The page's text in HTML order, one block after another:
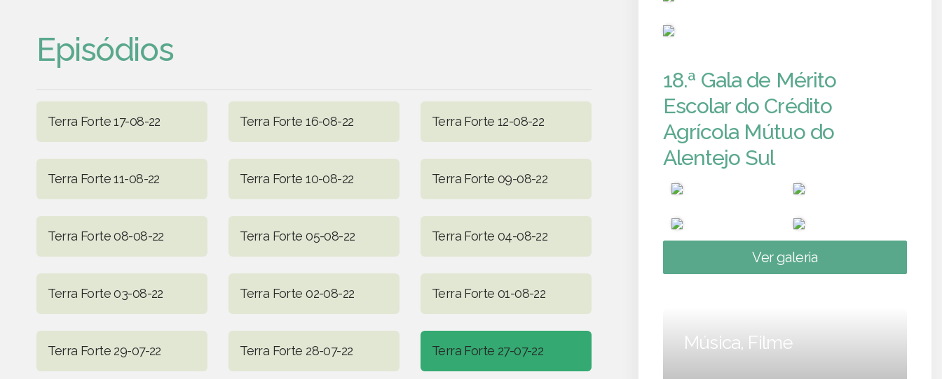
Episódios
Terra Forte 17-08-22 Terra Forte 16-08-22 Terra Forte 12-08-22
Terra Forte 11-08-22 Terra Forte 10-08-22 Terra Forte 09-08-22
Terra Forte 08-08-22 Terra Forte 05-08-22 Terra Forte 04-08-22
Terra Forte 03-08-22 Terra Forte 02-08-22 Terra Forte 01-08-22
Terra Forte 29-07-22 Terra Forte 28-07-22 Terra Forte 27-07-22
18.ª Gala de Mérito
Escolar do Crédito
Agrícola Mútuo do
Alentejo Sul
Ver galeria
Música, Filme